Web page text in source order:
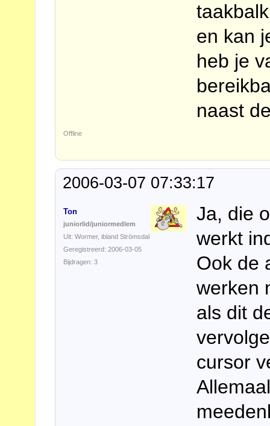
en kan
heb je
naast
Offline
2006-03-07 07:33:17
Ton
juniorlid/juniormedlem
Uit: Wormer, ibland Strömsdal
Geregistreerd: 2006-03-05
Bijdragen: 3
Ja, die
werkt
Ook de
werken
als dit
cursor